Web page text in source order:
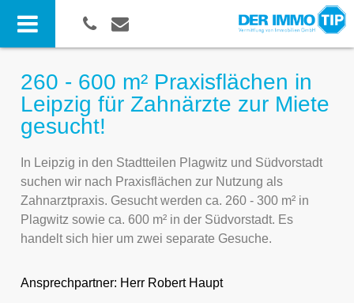
260 - 600 m² Praxisflächen in
Leipzig für Zahnärzte zur Miete
gesucht!
In Leipzig in den Stadtteilen Plagwitz und Südvorstadt
suchen wir nach Praxisflächen zur Nutzung als
Zahnarztpraxis. Gesucht werden ca. 260 - 300 m² in
Plagwitz sowie ca. 600 m² in der Südvorstadt. Es
handelt sich hier um zwei separate Gesuche.
Ansprechpartner: Herr Robert Haupt